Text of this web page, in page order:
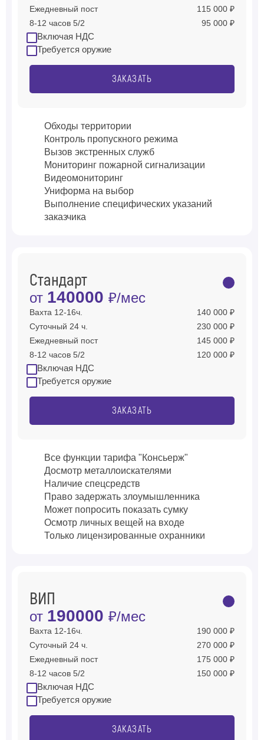
Ежедневный пост
115 000 ₽
8-12 часов 5/2
95 000 ₽
Включая НДС
Требуется оружие
ЗАКАЗАТЬ
Обходы территории
Контроль пропускного режима
Вызов экстренных служб
Мониторинг пожарной сигнализации
Видеомониторинг
Униформа на выбор
Выполнение специфических указаний
заказчика
Стандарт
от 140000 ₽/мес
Вахта 12-16ч.
140 000 ₽
Суточный 24 ч.
230 000 ₽
Ежедневный пост
145 000 ₽
8-12 часов 5/2
120 000 ₽
Включая НДС
Требуется оружие
ЗАКАЗАТЬ
Все функции тарифа "Консьерж"
Досмотр металлоискателями
Наличие спецсредств
Право задержать злоумышленника
Может попросить показать сумку
Осмотр личных вещей на входе
Только лицензированные охранники
ВИП
от 190000 ₽/мес
Вахта 12-16ч.
190 000 ₽
Суточный 24 ч.
270 000 ₽
Ежедневный пост
175 000 ₽
8-12 часов 5/2
150 000 ₽
Включая НДС
Требуется оружие
ЗАКАЗАТЬ